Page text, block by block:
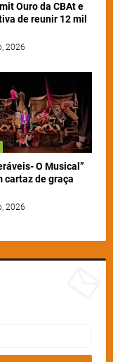
Ouro da CBAt e
de reunir 12 mil
2026
O Musical”
cartaz de graça
2026